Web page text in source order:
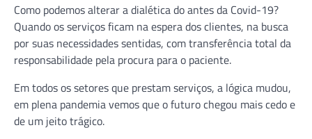
Como podemos alterar a dialética do antes da Covid-19?
Quando os serviços ficam na espera dos clientes, na busca
por suas necessidades sentidas, com transferência total da
responsabilidade pela procura para o paciente.
Em todos os setores que prestam serviços, a lógica mudou,
em plena pandemia vemos que o futuro chegou mais cedo e
de um jeito trágico.